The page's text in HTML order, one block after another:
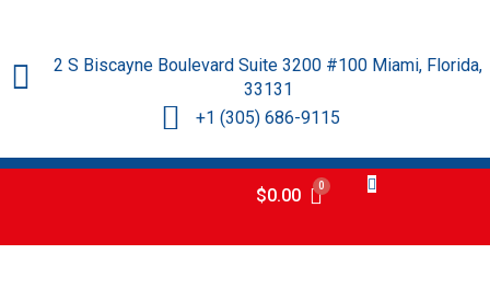
2 S Biscayne Boulevard Suite 3200 #100 Miami, Florida,
33131
+1 (305) 686-9115
$0.00